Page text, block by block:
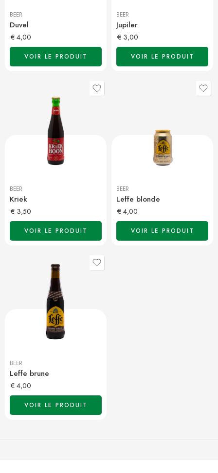
BEER
Duvel
€4,00
VOIR LE PRODUIT
BEER
Jupiler
€ 3,00
VOIR LE PRODUIT
BEER
Kriek
€ 3,50
VOIR LE PRODUIT
BEER
Leffe blonde
€4,00
VOIR LE PRODUIT
BEER
Leffe brune
€4,00
VOIR LE PRODUIT